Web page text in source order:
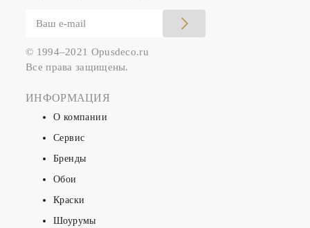
© 1994–2021 Opusdeco.ru
Все права защищены.
ИНФОРМАЦИЯ
О компании
Сервис
Бренды
Обои
Краски
Шоурумы